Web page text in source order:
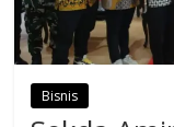
Bisnis